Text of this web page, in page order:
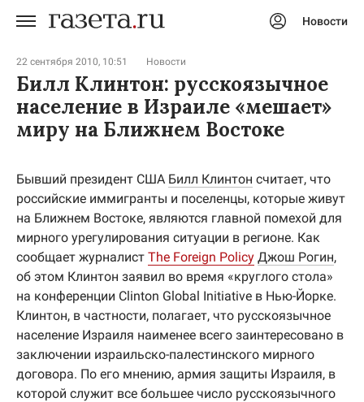
Новости
22 сентября 2010, 10:51 Новости
Билл Клинтон: русскоязычное
население в Израиле «мешает»
миру на Ближнем Востоке
Бывший президент США Билл Клинтон считает, что
российские иммигранты и поселенцы, которые живут
на Ближнем Востоке, являются главной помехой для
мирного урегулирования ситуации в регионе. Как
сообщает журналист The Foreign Policy Джош Рогин,
об этом Клинтон заявил во время «круглого стола»
на конференции Clinton Global Initiative в Нью-Йорке.
Клинтон, в частности, полагает, что русскоязычное
население Израиля наименее всего заинтересовано в
заключении израильско-палестинского мирного
договора. По его мнению, армия защиты Израиля, в
которой служит все большее число русскоязычного